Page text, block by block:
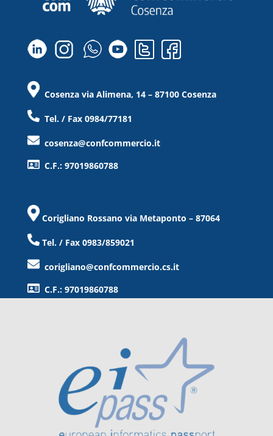
Cosenza via Alimena, 14 – 87100 Cosenza
Tel. / Fax 0984/77181
cosenza@confcommercio.it
C.F.: 97019860788
Corigliano Rossano via Metaponto – 87064
Tel. / Fax 0983/859021
corigliano@confcommercio.cs.it
C.F.: 97019860788